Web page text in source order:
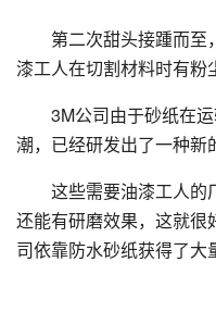
第二次甜头接踵而至
漆工人在切割材料时有粉
3M公司由于砂纸在
潮，已经研发出了一种新
这些需要油漆工人的
还能有研磨效果，这就很
司依靠防水砂纸获得了大